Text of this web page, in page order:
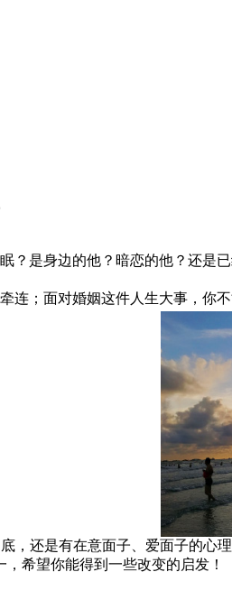
？是身边的他？暗恋的他？还是
连；面对婚姻这件人生大事，你
，还是有在意面子、爱面子的
希望你能得到一些改变的启发！